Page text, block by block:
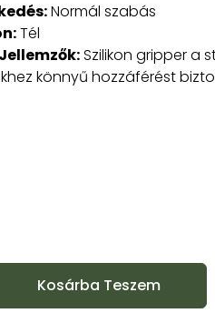
Normál szabás
Tél
Szilikon gripper a
könnyű hozzáférést
Kosárba Teszem